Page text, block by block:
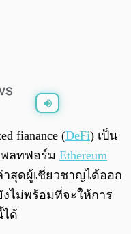
fianance (DeFi) เป็น
ลทฟอร์ม Ethereum
สุดผู้เชี่ยวชาญได้ออก
ไม่พร้อมที่จะให้การ
ได้